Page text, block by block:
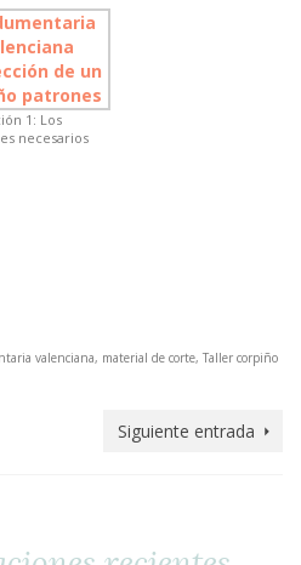
1: Los
necesarios
valenciana, material de corte, Taller corpiño
Siguiente entrada